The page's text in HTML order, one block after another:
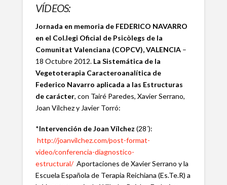
VÍDEOS:
Jornada en memoria de FEDERICO NAVARRO
en el Col.legi Oficial de Psicòlegs de la
Comunitat Valenciana (COPCV), VALENCIA–
18 Octubre 2012. La Sistemática de la
Vegetoterapia Caracteroanalítica de
Federico Navarro aplicada a las Estructuras
de carácter, con Tairé Paredes, Xavier Serrano,
Joan Vílchez y Javier Torró:
*Intervención deJoan Vílchez (28´):
http://joanvilchez.com/post-format-
video/conferencia-diagnostico-
estructural/Aportaciones de Xavier Serrano y la
Escuela Española de Terapia Reichiana (Es.Te.R) a